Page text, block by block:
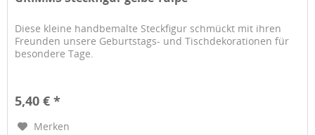
Diese kleine handbemalte Steckfigur schmückt mit ihren
Freunden unsere Geburtstags- und Tischdekorationen für
besondere Tage.
5,40 € *
Merken